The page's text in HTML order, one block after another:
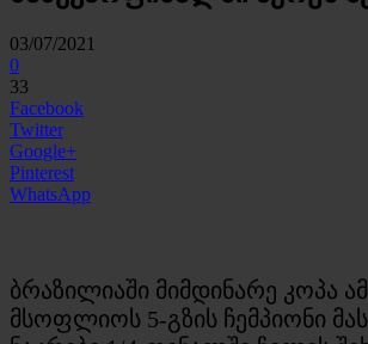
03/07/2021
0
33
Facebook
Twitter
Google+
Pinterest
WhatsApp
ბრაზილიაში მიმდინარე კოპა
მსოფლიოს 5-გზის ჩემპიონი